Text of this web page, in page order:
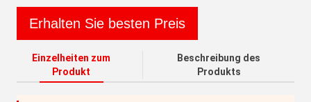
Erhalten Sie besten Preis
Einzelheiten zum
Produkt
Beschreibung des
Produkts